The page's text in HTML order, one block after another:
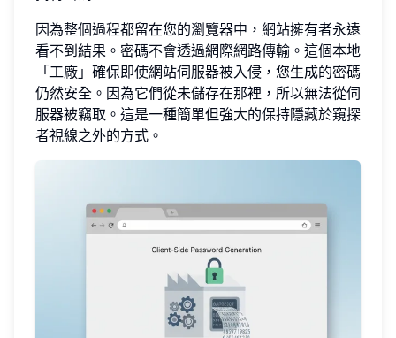
因為整個過程都留在您的瀏覽器中，網站擁有者永遠
看不到結果。密碼不會透過網際網路傳輸。這個本地
「工廠」確保即使網站伺服器被入侵，您生成的密碼
仍然安全。因為它們從未儲存在那裡，所以無法從伺
服器被竊取。這是一種簡單但強大的保持隱藏於窺探
者視線之外的方式。